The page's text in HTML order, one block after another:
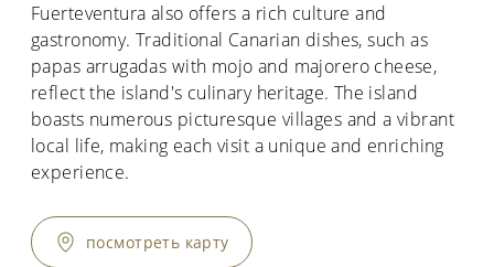
Fuerteventura also offers a rich culture and
gastronomy. Traditional Canarian dishes, such as
papas arrugadas with mojo and majorero cheese,
reflect the island's culinary heritage. The island
boasts numerous picturesque villages and a vibrant
local life, making each visit a unique and enriching
experience.
посмотреть карту